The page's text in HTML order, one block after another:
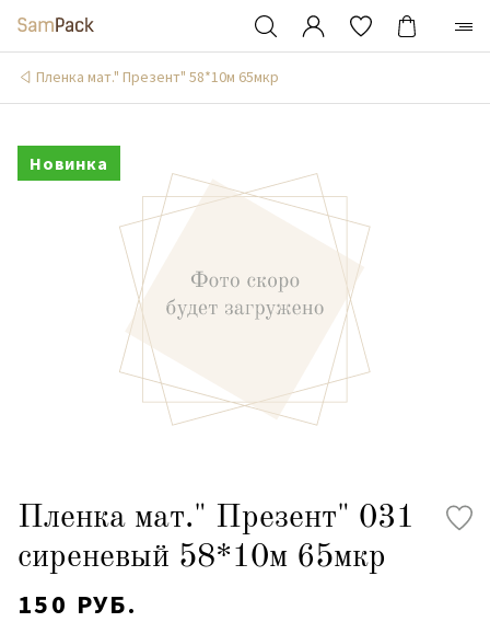
Пленка мат." Презент" 58*10м 65мкр
Новинка
Пленка мат." Презент" 031
сиреневый 58*10м 65мкр
150 РУБ.